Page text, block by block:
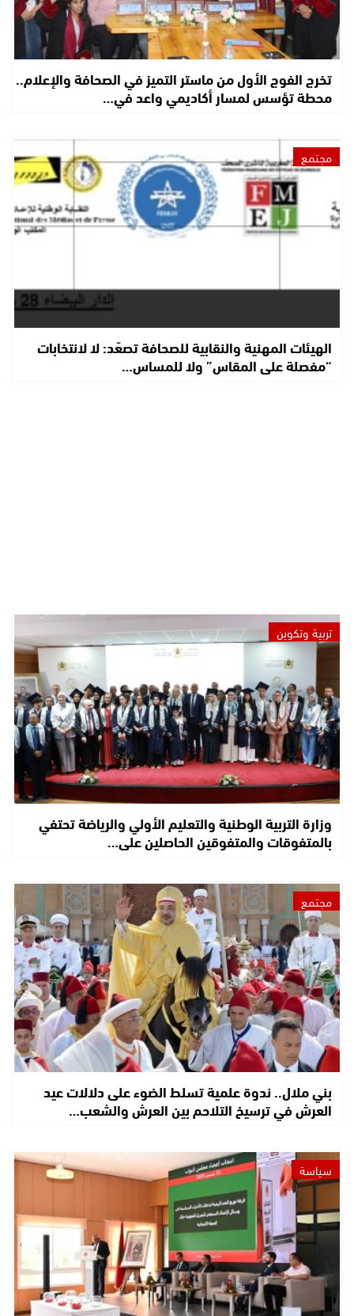
تخرج الفوج الأول من ماستر التميز في الصحافة والإعلام..
محطة تؤسس لمسار أكاديمي واعد في…
مجتمع
الهيئات المهنية والنقابية للصحافة تصعّد: لا لانتخابات
“مفصلة على المقاس” ولا للمساس…
تربية وتكوين
وزارة التربية الوطنية والتعليم الأولي والرياضة تحتفي
بالمتفوقات والمتفوقين الحاصلين على…
مجتمع
بني ملال.. ندوة علمية تسلط الضوء على دلالات عيد
العرش في ترسيخ التلاحم بين العرش والشعب…
سياسة